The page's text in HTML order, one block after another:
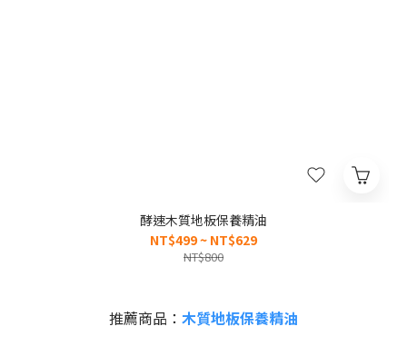
酵速木質地板保養精油
NT$499 ~ NT$629
NT$800
推薦商品： 木質地板保養精油